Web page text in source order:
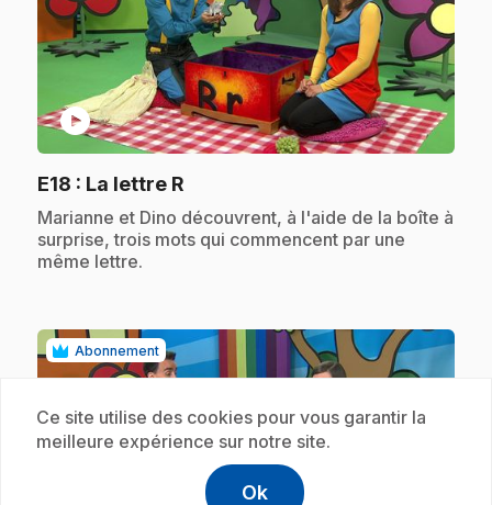
play_circle
E18 : La lettre R
.Marianne et Dino découvrent, à l'aide de la boîte à
surprise, trois mots qui commencent par une
même lettre.
Abonnement
Ce site utilise des cookies pour vous garantir la
meilleure expérience sur notre site.
Ok